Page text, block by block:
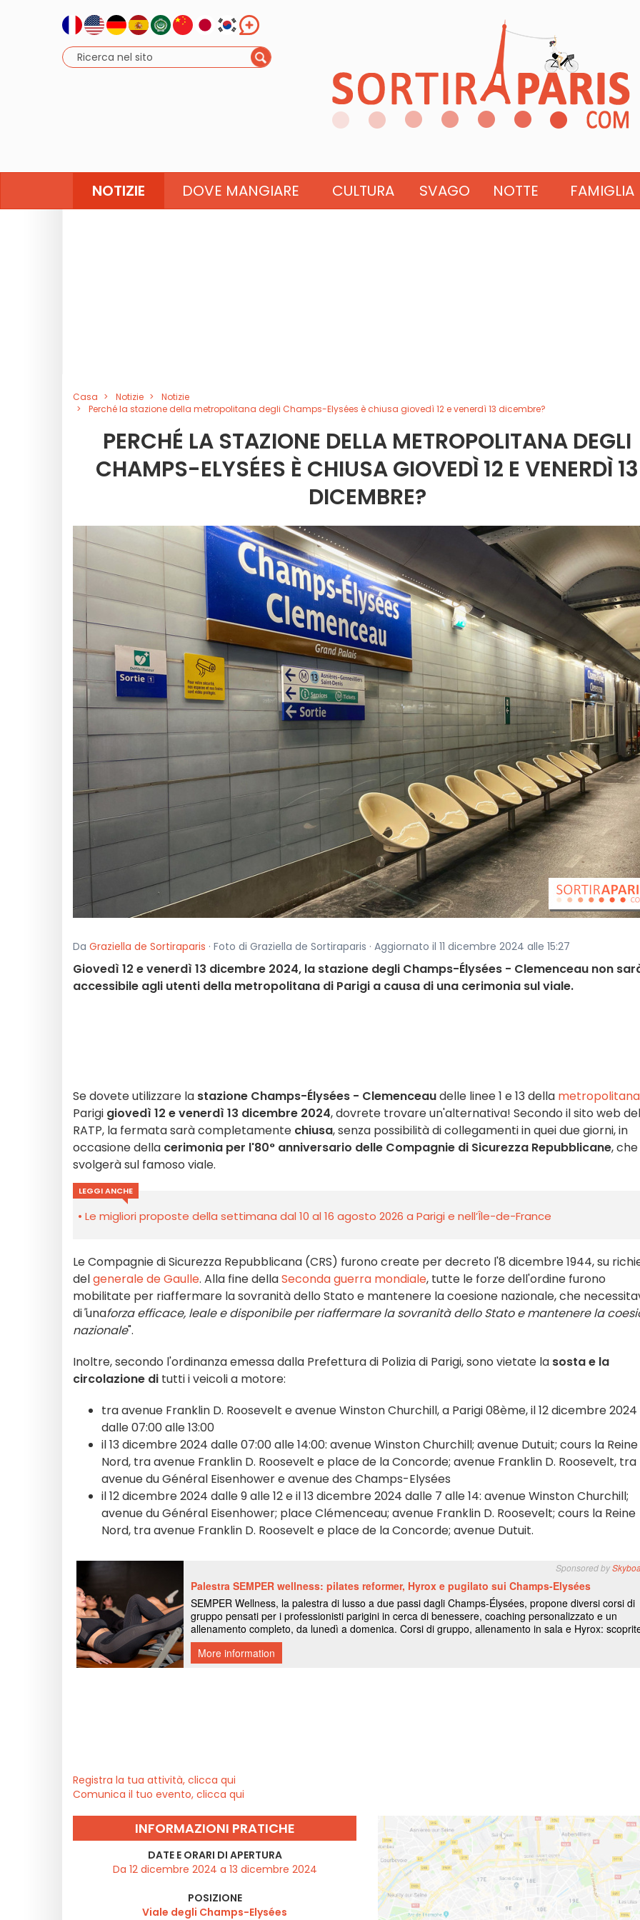
NOTIZIE DOVE MANGIARE CULTURA SVAGO NOTTE FAMIGLIA
Casa Notizie
Notizie
Perché la stazione della metropolitana degli Champs-Elysées è chiusa giovedì 12 e venerdì 13 dicembre?
PERCHÉ LA STAZIONE DELLA METROPOLITANA DEGLI
CHAMPS-ELYSÉES È CHIUSA GIOVEDÌ 12 E VENERDÌ 13
DICEMBRE?
Da Graziella de Sortiraparis · Foto di Graziella de Sortiraparis · Aggiornato il 11 dicembre 2024 alle 15:27
Giovedì 12 e venerdì 13 dicembre 2024, la stazione degli Champs-Élysées - Clemenceau non
accessibile agli utenti della metropolitana di Parigi a causa di una cerimonia sul viale.
Se dovete utilizzare la stazione Champs-Élysées - Clemenceaudelle linee 1 e 13 della metropolitana
Parigi giovedì 12 e venerdì 13 dicembre 2024, dovrete trovare un'alternativa! Secondo il sito web
RATP, la fermata sarà completamente chiusa, senza possibilità di collegamenti in quei due giorni, in
occasione della cerimonia per l'80° anniversario delle Compagnie di Sicurezza Repubblicane, che
svolgerà sul famoso viale.
LEGGI ANCHE
Le migliori proposte della settimana dal 10 al 16 agosto 2026 a Parigi e nell’Île-de-France
Le Compagnie di Sicurezza Repubblicana (CRS) furono create per decreto l'8 dicembre 1944, su
delgenerale de Gaulle. Alla fine dellaSeconda guerra mondiale, tutte le forze dell'ordine furono
mobilitate per riaffermare la sovranità dello Stato e mantenere la coesione nazionale, che
di"unaforza efficace, leale e disponibile per riaffermare la sovranità dello Stato e mantenere la
nazionale".
Inoltre, secondo l'ordinanza emessa dalla Prefettura di Polizia di Parigi, sono vietate la sosta e la
circolazione di tutti i veicoli a motore:
tra avenue Franklin D. Roosevelt e avenue Winston Churchill, a Parigi 08ème, il 12 dicembre 2024
dalle 07:00 alle 13:00
il 13 dicembre 2024 dalle 07:00 alle 14:00: avenue Winston Churchill; avenue Dutuit; cours la Reine
Nord, tra avenue Franklin D. Roosevelt e place de la Concorde; avenue Franklin D. Roosevelt, tra
avenue du Général Eisenhower e avenue des Champs-Elysées
il 12 dicembre 2024 dalle 9 alle 12 e il 13 dicembre 2024 dalle 7 alle 14: avenue Winston Churchill;
avenue du Général Eisenhower; place Clémenceau; avenue Franklin D. Roosevelt; cours la Reine
Nord, tra avenue Franklin D. Roosevelt e place de la Concorde; avenue Dutuit.
Registra la tua attività, clicca qui
Comunica il tuo evento, clicca qui
INFORMAZIONI PRATICHE
DATE E ORARI DI APERTURA
Da 12 dicembre 2024 a 13 dicembre 2024
POSIZIONE
Viale degli Champs-Elysées